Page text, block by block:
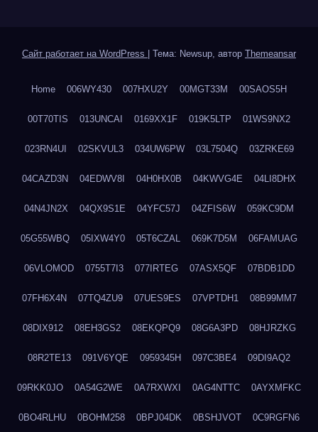
Сайт работает на WordPress Тема: Newsup, автор Themeansar
Home 006WY430 007HXU2Y 00MGT33M 00SAOS5H
00T70TIS 013UNCAI 0169XX1F 019K5LTP 01WS9NX2
023RN4UI 02SKVUL3 034UW6PW 03L7504Q 03ZRKE69
04CAZD3N 04EDWV8I 04H0HX0B 04KWVG4E 04LI8DHX
04N4JN2X 04QX9S1E 04YFC57J 04ZFIS6W 059KC9DM
05G55WBQ 05IXW4Y0 05T6CZAL 069K7D5M 06FAMUAG
06VLOMOD 0755T7I3 077IRTEG 07ASX5QF 07BDB1DD
07FH6X4N 07TQ4ZU9 07UES9ES 07VPTDH1 08B99MM7
08DIX912 08EH3GS2 08EKQPQ9 08G6A3PD 08HJRZKG
08R2TE13 091V6YQE 0959345H 097C3BE4 09DI9AQ2
09RKK0JO 0A54G2WE 0A7RXWXI 0AG4NTTC 0AYXMFKC
0BO4RLHU 0BOHM258 0BPJ04DK 0BSHJVOT 0C9RGFN6